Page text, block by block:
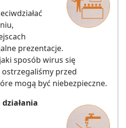
prezentacje.
sposób wirus się
przed
mogą być niebezpieczne.